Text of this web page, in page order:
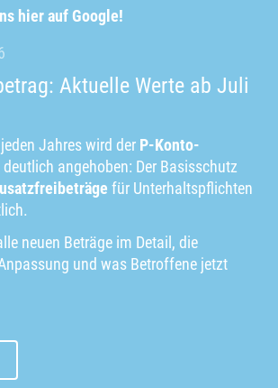
hier auf Google!
Aktuelle Werte ab Juli
Jahres wird der P-Konto-
deutlich angehoben: Der Basisschutz
für Unterhaltspflichten
neuen Beträge im Detail, die
und was Betroffene jetzt